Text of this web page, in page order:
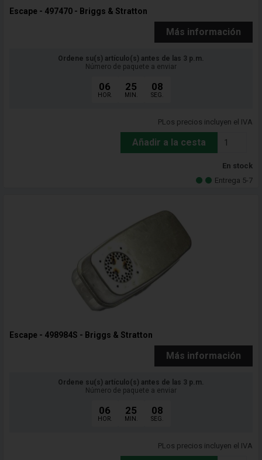
Escape - 497470 - Briggs & Stratton
Más información
Ordene su(s) artículo(s) antes de las 3 p.m.
Número de paquete a enviar
06
HOR.
25
MIN.
06
SEG.
PLos precios incluyen el IVA
Añadir a la cesta
En stock
Entrega 5-7
Escape - 498984S - Briggs & Stratton
Más información
Ordene su(s) artículo(s) antes de las 3 p.m.
Número de paquete a enviar
06
HOR.
25
MIN.
06
SEG.
PLos precios incluyen el IVA